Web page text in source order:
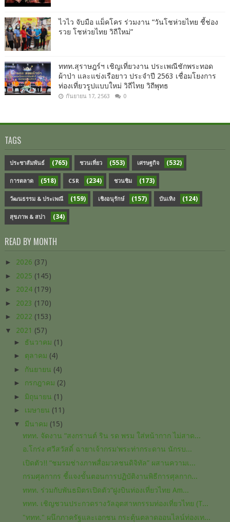
ไวไว จับมือ แม็คโคร ร่วมงาน “วันโชห่วยไทย ชี้ช่อง
รวย โชห่วยไทย วิถีใหม่”
ททท.สุราษฎร์ฯ เชิญเที่ยวงาน ประเพณีชักพระทอด
ผ้าป่า และแข่งเรือยาว ประจำปี 2563 เชื่อมโยงการ
ท่องเที่ยวรูปแบบใหม่ วิถีไทย วิถีพุทธ
กันยายน 17, 2563 0
TAGS
ประชาสัมพันธ์ (765) ชวนเที่ยว (553) เศรษฐกิจ (532)
การตลาด (518) CSR (234) ชวนชิม (173)
วัฒนธรรม & ประเพณี (159) เชิงอนุรักษ์ (157) บันเทิง (124)
สุขภาพ & สปา (34)
READ BY MONTH
► 2026 (37)
► 2025 (145)
► 2024 (179)
► 2023 (170)
► 2022 (153)
▼ 2021 (57)
► ธันวาคม (1)
► ตุลาคม (4)
► กันยายน (4)
► กรกฎาคม (2)
► มิถุนายน (1)
► เมษายน (11)
▼ มีนาคม (15)
ททท. จัดงาน “สงกรานต์ ริน รด พรม ใส่หน้ากาก ไม่สาด...
อ.โกร่ง ศวีสวัสดิ์ ฉายาเจ้ากรม'พระท่ากระดาน นักรบ...
เปิดตัว!! “ชมรมช่างภาพสื่อมวลชนดิจิทัล” ผสานความเ...
กรมศุลกากร ชี้แจงขั้นตอนการปฏิบัติงานพิธีการศุลกาก...
ททท. ร่วมกับพันธมิตรเปิดตัว“ฝูงบินท่องเที่ยวไทย Am...
ททท. เชิญชวนประกวดรางวัลอุตสาหกรรมท่องเที่ยวไทย (T...
"ททท." ผนึกภาครัฐและเอกชน กระตุ้นตลาดออนไลน์ท่องเท...